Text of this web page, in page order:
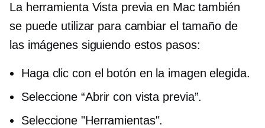
La herramienta Vista previa en Mac también
se puede utilizar para cambiar el tamaño de
las imágenes siguiendo estos pasos:
Haga clic con el botón en la imagen elegida.
Seleccione “Abrir con vista previa”.
Seleccione "Herramientas".